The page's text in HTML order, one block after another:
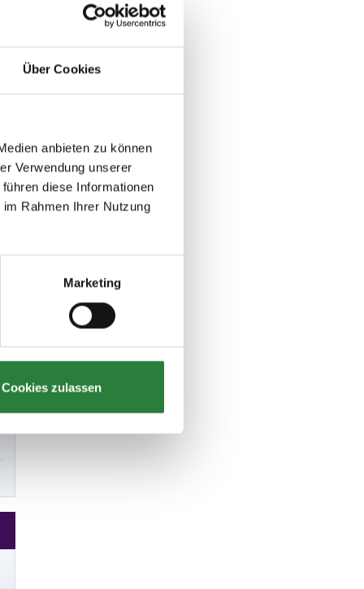
Über Cookies
anbieten zu können
Verwendung unserer
diese Informationen
Rahmen Ihrer Nutzung
Marketing
Cookies zulassen